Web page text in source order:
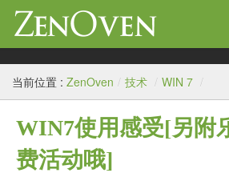
技术
生活
作品
标签
当前位置 : ZenOven / 技术 / WIN 7 /
WIN7使用感受[另附
费活动哦]